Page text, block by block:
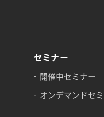
セミナー
開催中セミナー
オンデマンドセ